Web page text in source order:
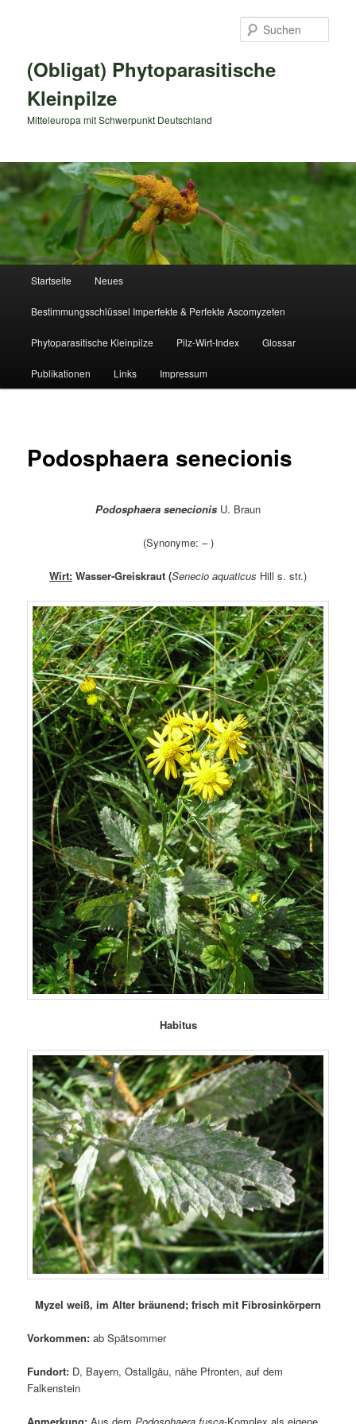
(Obligat) Phytoparasitische
Kleinpilze
Mitteleuropa mit Schwerpunkt Deutschland
Startseite Neues
Bestimmungsschlüssel Imperfekte & Perfekte Ascomyzeten
Phytoparasitische Kleinpilze Pilz-Wirt-Index Glossar
Publikationen Links Impressum
Podosphaera senecionis
Podosphaera senecionis U. Braun
(Synonyme: – )
Wirt: Wasser-Greiskraut (Senecio aquaticus Hill s. str.)
Habitus
Myzel weiß, im Alter bräunend; frisch mit Fibrosinkörpern
Vorkommen: ab Spätsommer
Fundort: D, Bayern, Ostallgäu, nähe Pfronten, auf dem
Falkenstein